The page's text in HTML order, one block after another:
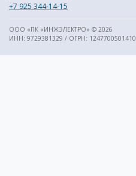
+7 925 344-14-15
ООО «ПК «ИНЖЭЛЕКТРО» © 2026
ИНН: 9729381329 / ОГРН: 1247700501410